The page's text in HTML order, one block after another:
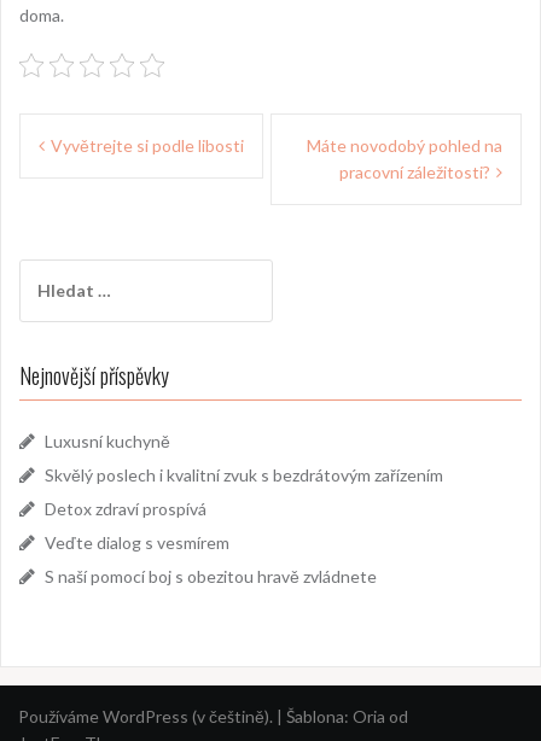
doma.
Navigace
Vyvětrejte si podle libosti
Máte novodobý pohled na
pracovní záležitosti?
Nejnovější příspěvky
Luxusní kuchyně
Skvělý poslech i kvalitní zvuk s bezdrátovým zařízením
Detox zdraví prospívá
Veďte dialog s vesmírem
S naší pomocí boj s obezitou hravě zvládnete
Používáme WordPress (v češtině). | Šablona: Oria od